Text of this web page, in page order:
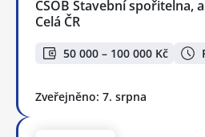
ČSOB Stavební spořitelna,
Celá ČR
50 000 – 100 000 Kč
Zveřejněno: 7. srpna